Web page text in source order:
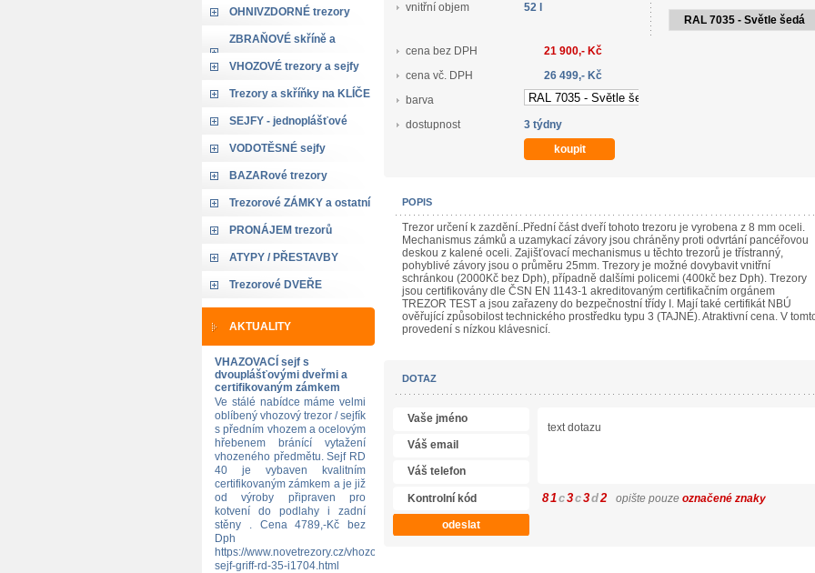
OHNIVZDORNÉ trezory
ZBRAŇOVÉ skříně a
trezory
VHOZOVÉ trezory a sejfy
Trezory a skříňky na KLÍČE
SEJFY - jednoplášťové
VODOTĚSNÉ sejfy
BAZARové trezory
Trezorové ZÁMKY a ostatní
PRONÁJEM trezorů
ATYPY / PŘESTAVBY
Trezorové DVEŘE
AKTUALITY
VHAZOVACÍ sejf s
dvouplášťovými dveřmi a
certifikovaným zámkem
Ve stálé nabídce máme velmi
oblíbený vhozový trezor / sejfík
s předním vhozem a ocelovým
hřebenem bránící vytažení
vhozeného předmětu. Sejf RD
40 je vybaven kvalitním
certifikovaným zámkem a je již
od výroby připraven pro
kotvení do podlahy i zadní
stěny . Cena 4789,-Kč bez
Dph
https://www.novetrezory.cz/vhozovy-
sejf-griff-rd-35-i1704.html
RAL 7035 - Světle šedá
vnitřní objem
52 l
cena bez DPH
21 900,- Kč
cena vč. DPH
26 499,- Kč
barva
dostupnost
3 týdny
POPIS
Trezor určení k zazdění..Přední část dveří tohoto trezoru je vyrobena z 8 mm oceli.
Mechanismus zámků a uzamykací závory jsou chráněny proti odvrtání pancéřovou
deskou z kalené oceli. Zajišťovací mechanismus u těchto trezorů je třístranný,
pohyblivé závory jsou o průměru 25mm. Trezory je možné dovybavit vnitřní
schránkou (2000Kč bez Dph), případně dalšími policemi (400kč bez Dph). Trezory
jsou certifikovány dle ČSN EN 1143-1 akreditovaným certifikačním orgánem
TREZOR TEST a jsou zařazeny do bezpečnostní třídy I. Mají také certifikát NBÚ
ověřující způsobilost technického prostředku typu 3 (TAJNÉ). Atraktivní cena. V
provedení s nízkou klávesnicí.
DOTAZ
81c3c3d2 opište pouze označené znaky